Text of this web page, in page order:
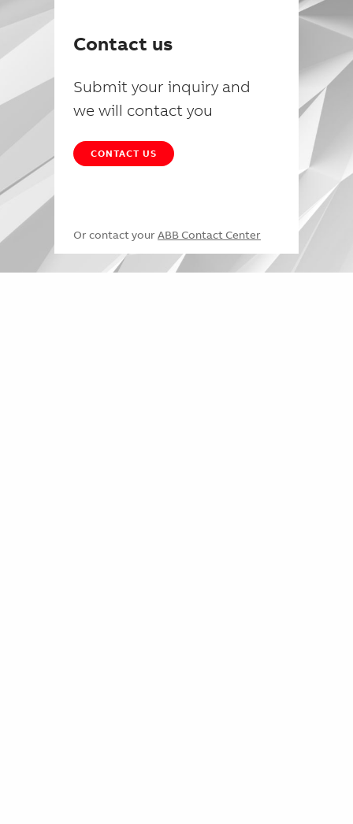
Contact us
Submit your inquiry and
we will contact you
CONTACT US
Or contact your ABB Contact Center